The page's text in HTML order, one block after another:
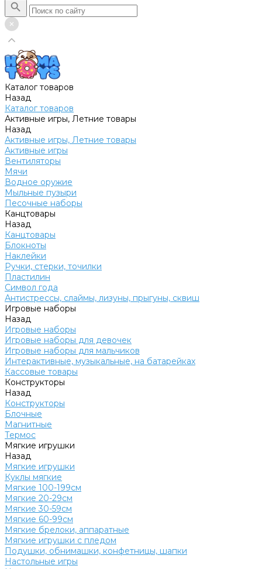
Каталог товаров
Назад
Каталог товаров
Активные игры, Летние товары
Назад
Активные игры, Летние товары
Активные игры
Вентиляторы
Мячи
Водное оружие
Мыльные пузыри
Песочные наборы
Канцтовары
Назад
Канцтовары
Блокноты
Наклейки
Ручки, стерки, точилки
Пластилин
Символ года
Антистрессы, слаймы, лизуны, прыгуны, сквиш
Игровые наборы
Назад
Игровые наборы
Игровые наборы для девочек
Игровые наборы для мальчиков
Интерактивные, музыкальные, на батарейках
Кассовые товары
Конструкторы
Назад
Конструкторы
Блочные
Магнитные
Термос
Мягкие игрушки
Назад
Мягкие игрушки
Куклы мягкие
Мягкие 100-199см
Мягкие 20-29см
Мягкие 30-59см
Мягкие 60-99см
Мягкие брелоки, аппаратные
Мягкие игрушки с пледом
Подушки, обнимашки, конфетницы, шапки
Настольные игры